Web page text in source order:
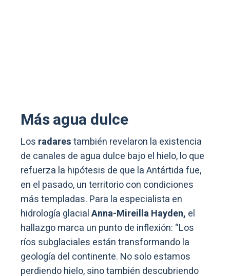
Más agua dulce
Los radarestambién revelaron la existencia
de canales de agua dulce bajo el hielo, lo que
refuerza la hipótesis de que la Antártida fue,
en el pasado, un territorio con condiciones
más templadas. Para la especialista en
hidrología glacialAnna-Mireilla Hayden, el
hallazgo marca un punto de inflexión: “Los
ríos subglaciales están transformando la
geología del continente. No solo estamos
perdiendo hielo, sino también descubriendo